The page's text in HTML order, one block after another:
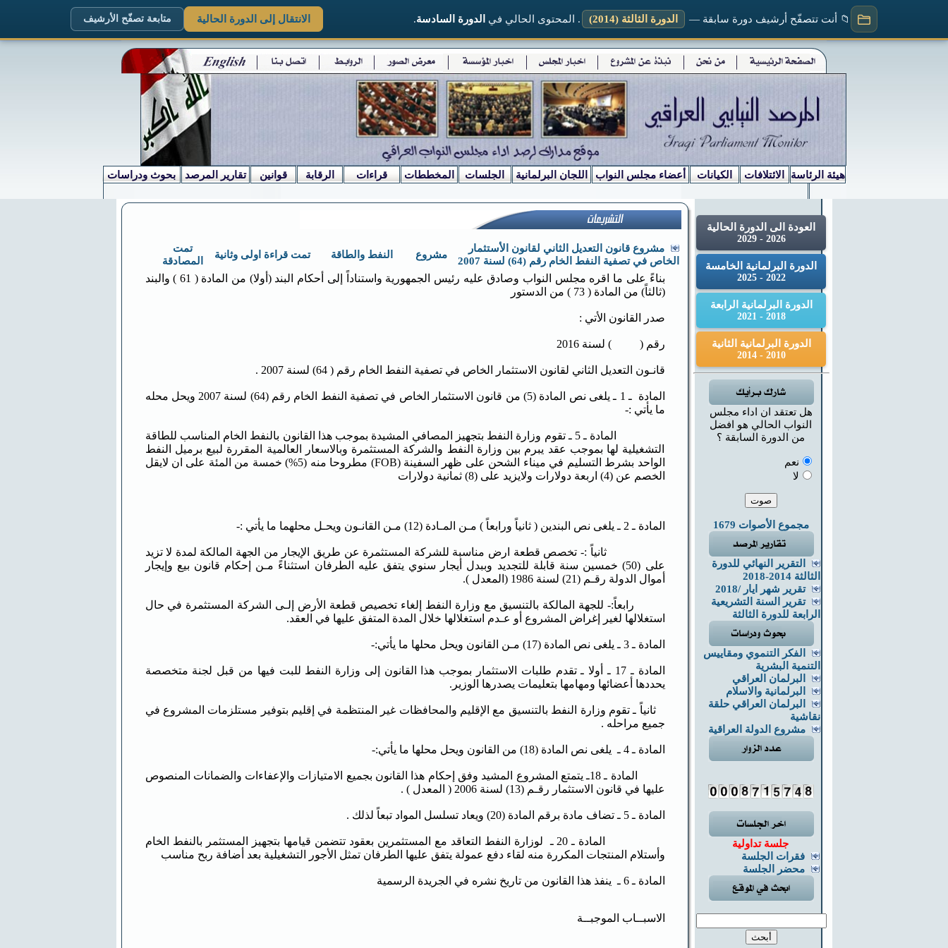
📁 أنت تتصفّح أرشيف دورة سابقة — الدورة الثالثة (2014) . المحتوى الحالي في الدورة السادسة. الانتقال إلى الدورة الحالية متابعة تصفّح الأرشيف
هيئة الرئاسة الائتلافات الكيانات أعضاء مجلس النواب اللجان البرلمانية الجلسات المخططات قراءات الرقابة قوانين تقارير المرصد بحوث ودراسات
العودة الى الدورة الحالية
2026 - 2029
الدورة البرلمانية الخامسة
2022 - 2025
الدورة البرلمانية الرابعة
2018 - 2021
الدورة البرلمانية الثانية
2010 - 2014
هل تعتقد ان اداء مجلس
النواب الحالي هو افضل
من الدورة السابقة ؟
نعم
لا
مجموع الأصوات 1679
التقرير النهائي للدورة
الثالثة 2014-2018
تقرير شهر ايار /2018
تقرير السنة التشريعية
الرابعة للدورة الثالثة
الفكر التنموي ومقاييس
التنمية البشرية
البرلمان العراقي
البرلمانية والاسلام
البرلمان العراقي حلقة
نقاشية
مشروع الدولة العراقية
جلسة تداولية
فقرات الجلسة
محضر الجلسة
مشروع قانون التعديل الثاني لقانون الأستثمار
الخاص في تصفية النفط الخام رقم (64) لسنة 2007
مشروع النفط والطاقة تمت قراءة اولى وثانية
تمت
المصادقة
بناءً على ما اقره مجلس النواب وصادق عليه رئيس الجمهورية واستناداً إلى أحكام البند (أولا) من المادة ( 61 ) والبند
(ثالثاً) من المادة ( 73 ) من الدستور
صدر القانون الأتي :
رقم ( ) لسنة 2016
قانـون التعديل الثاني لقانون الاستثمار الخاص في تصفية النفط الخام رقم ( 64) لسنة 2007 .
المادة ـ 1 ـ يلغى نص المادة (5) من قانون الاستثمار الخاص في تصفية النفط الخام رقم (64) لسنة 2007 ويحل محله
ما يأتي :-
المادة ـ 5 ـ تقوم وزارة النفط بتجهيز المصافي المشيدة بموجب هذا القانون بالنفط الخام المناسب للطاقة
التشغيلية لها بموجب عقد يبرم بين وزارة النفط والشركة المستثمرة وبالاسعار العالمية المقررة لبيع برميل النفط
الواحد بشرط التسليم في ميناء الشحن على ظهر السفينة (FOB) مطروحا منه (5%) خمسة من المئة على ان لايقل
الخصم عن (4) اربعة دولارات ولايزيد على (8) ثمانية دولارات
المادة ـ 2 ـ يلغى نص البندين ( ثانياً ورابعاً ) مـن المـادة (12) مـن القانـون ويحـل محلهما ما يأتي :-
ثانياً :- تخصص قطعة ارض مناسبة للشركة المستثمرة عن طريق الإيجار من الجهة المالكة لمدة لا تزيد
على (50) خمسين سنة قابلة للتجديد وببدل أيجار سنوي يتفق عليه الطرفان استثناءً مـن إحكام قانون بيع وإيجار
أموال الدولة رقـم (21) لسنة 1986 (المعدل ).
رابعاً:- للجهة المالكة بالتنسيق مع وزارة النفط إلغاء تخصيص قطعة الأرض إلـى الشركة المستثمرة في حال
استغلالها لغير إغراض المشروع أو عـدم استغلالها خلال المدة المتفق عليها في العقد.
المادة ـ 3 ـ يلغى نص المادة (17) مـن القانون ويحل محلها ما يأتي:-
المادة ـ 17 ـ أولا ـ تقدم طلبات الاستثمار بموجب هذا القانون إلى وزارة النفط للبت فيها من قبل لجنة متخصصة
يحددها أعضائها ومهامها بتعليمات يصدرها الوزير.
ثانياً ـ تقوم وزارة النفط بالتنسيق مع الإقليم والمحافظات غير المنتظمة في إقليم بتوفير مستلزمات المشروع في
جميع مراحله .
المادة ـ 4 ـ يلغى نص المادة (18) من القانون ويحل محلها ما يأتي:-
المادة ـ 18ـ يتمتع المشروع المشيد وفق إحكام هذا القانون بجميع الامتيازات والإعفاءات والضمانات المنصوص
عليها في قانون الاستثمار رقـم (13) لسنة 2006 ( المعدل ) .
المادة ـ 5 ـ تضاف مادة برقم المادة (20) ويعاد تسلسل المواد تبعاً لذلك .
المادة ـ 20 ـ لوزارة النفط التعاقد مع المستثمرين بعقود تتضمن قيامها بتجهيز المستثمر بالنفط الخام
وأستلام المنتجات المكررة منه لقاء دفع عمولة يتفق عليها الطرفان تمثل الأجور التشغيلية بعد أضافة ربح مناسب
المادة ـ 6 ـ ينفذ هذا القانون من تاريخ نشره في الجريدة الرسمية
الاسبــاب الموجبــة